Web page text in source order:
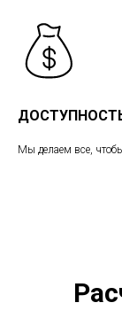
Мы делаем все,